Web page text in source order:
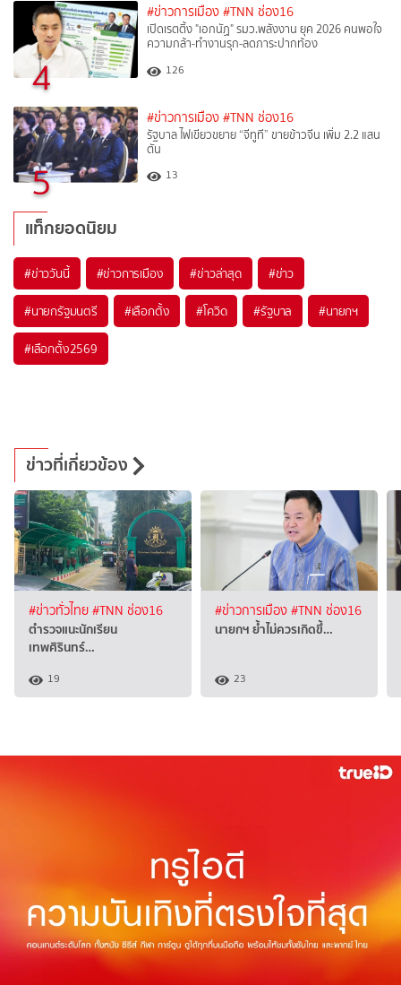
4
#ข่าวการเมือง #TNN ช่อง16
เปิดเรตติ้ง "เอกนัฏ" รมว.พลังงาน ยุค 2026 คนพอใจ
ความกล้า-ทำงานรุก-ลดภาระปากท้อง
126
5
#ข่าวการเมือง #TNN ช่อง16
รัฐบาล ไฟเขียวขยาย “จีทูที” ขายข้าวจีน เพิ่ม 2.2 แสน
ตัน
13
แท็กยอดนิยม
#ข่าววันนี้ #ข่าวการเมือง #ข่าวล่าสุด #ข่าว
#นายกรัฐมนตรี #เลือกตั้ง #โควิด #รัฐบาล #นายกฯ
#เลือกตั้ง2569
ข่าวที่เกี่ยวข้อง
#ข่าวทั่วไทย#TNN ช่อง16
ตำรวจแนะนักเรียน
เทพศิรินทร์…
19
#ข่าวการเมือง#TNN ช่อง16
นายกฯ ย้ำไม่ควรเกิดขึ้…
23